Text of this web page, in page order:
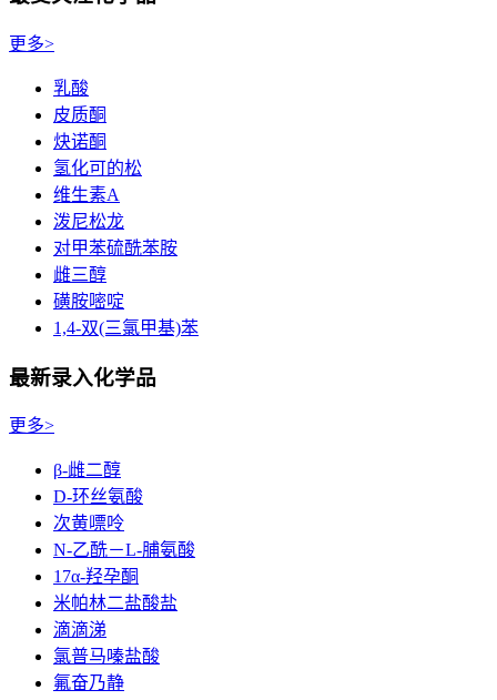
更多>
乳酸
皮质酮
炔诺酮
氢化可的松
维生素A
泼尼松龙
对甲苯硫酰苯胺
雌三醇
磺胺嘧啶
1,4-双(三氯甲基)苯
最新录入化学品
更多>
β-雌二醇
D-环丝氨酸
次黄嘌呤
N-乙酰－L-脯氨酸
17α-羟孕酮
米帕林二盐酸盐
滴滴涕
氯普马嗪盐酸
氟奋乃静